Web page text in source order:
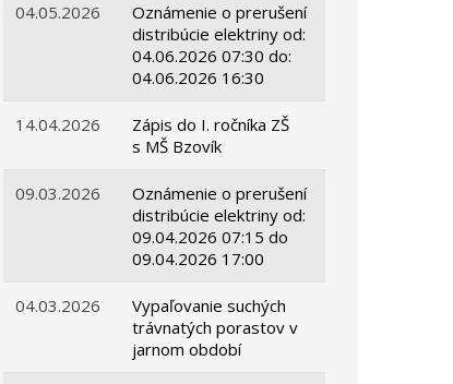
04.05.2026
Oznámenie o prerušení
distribúcie elektriny od:
04.06.2026 07:30 do:
04.06.2026 16:30
14.04.2026
Zápis do I. ročníka ZŠ
s MŠ Bzovík
09.03.2026
Oznámenie o prerušení
distribúcie elektriny od:
09.04.2026 07:15 do
09.04.2026 17:00
04.03.2026
Vypaľovanie suchých
trávnatých porastov v
jarnom období